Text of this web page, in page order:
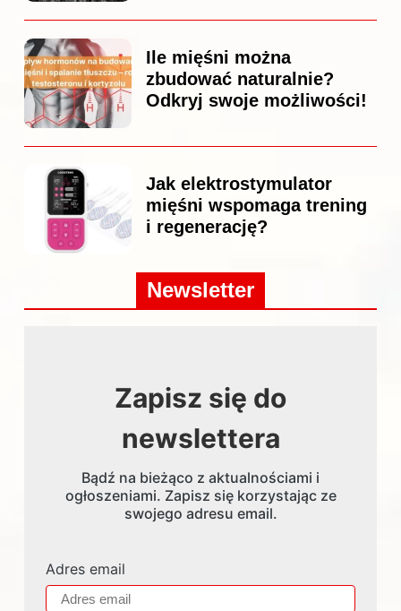
Ile mięśni można
zbudować naturalnie?
Odkryj swoje możliwości!
Jak elektrostymulator
mięśni wspomaga trening
i regenerację?
Newsletter
Zapisz się do
newslettera
Bądź na bieżąco z aktualnościami i
ogłoszeniami. Zapisz się korzystając ze
swojego adresu email.
Adres email